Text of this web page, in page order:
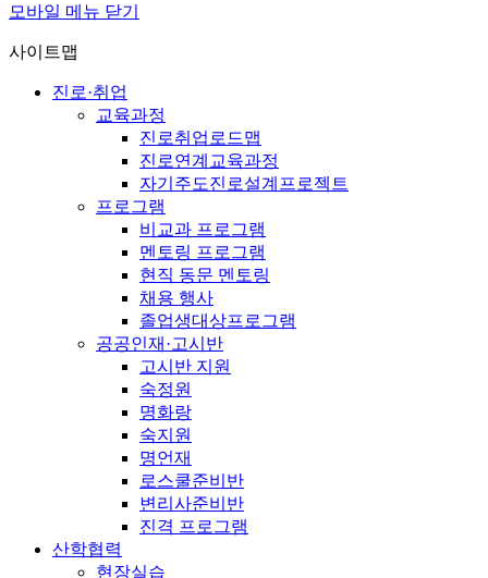
모바일 메뉴 닫기
사이트맵
진로·취업
교육과정
진로취업로드맵
진로연계교육과정
자기주도진로설계프로젝트
프로그램
비교과 프로그램
멘토링 프로그램
현직 동문 멘토링
채용 행사
졸업생대상프로그램
공공인재·고시반
고시반 지원
숙정원
명화랑
숙지원
명언재
로스쿨준비반
변리사준비반
진격 프로그램
산학협력
현장실습